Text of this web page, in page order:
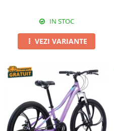
IN STOC
VEZI VARIANTE